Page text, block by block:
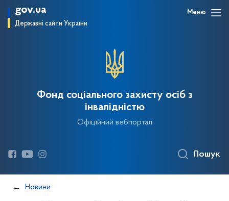
gov.ua
Державні сайти України
Меню
Фонд соціального захисту осіб з
інвалідністю
Офіційний вебпортал
Пошук
Новини